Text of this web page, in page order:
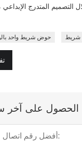
المتدرج
حوض شريط واحد
الحصول على آخر